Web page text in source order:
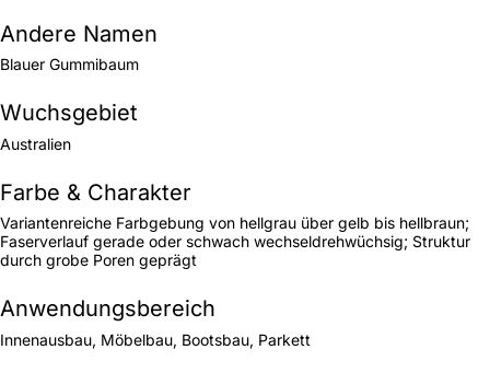
Andere Namen
Blauer Gummibaum
Wuchsgebiet
Australien
Farbe & Charakter
Variantenreiche Farbgebung von hellgrau über gelb bis hellbraun;
Faserverlauf gerade oder schwach wechseldrehwüchsig; Struktur
durch grobe Poren geprägt
Anwendungsbereich
Innenausbau, Möbelbau, Bootsbau, Parkett